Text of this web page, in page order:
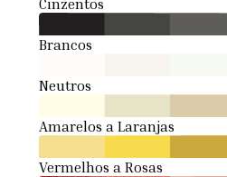
Cinzentos
Brancos
Neutros
Amarelos a Laranjas
Vermelhos a Rosas